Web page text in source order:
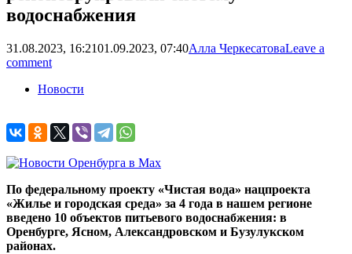
водоснабжения
31.08.2023, 16:2101.09.2023, 07:40Алла ЧеркесатоваLeave a
comment
Новости
По федеральному проекту «Чистая вода» нацпроекта
«Жилье и городская среда» за 4 года в нашем регионе
введено 10 объектов питьевого водоснабжения: в
Оренбурге, Ясном, Александровском и Бузулукском
районах.